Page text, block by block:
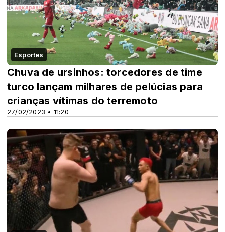
Esportes
27/02/2023 • 11:20
Chuva de ursinhos: torcedores de time
turco lançam milhares de pelúcias para
crianças vítimas do terremoto